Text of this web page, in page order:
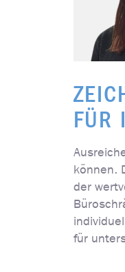
ÜR
können.
der
für